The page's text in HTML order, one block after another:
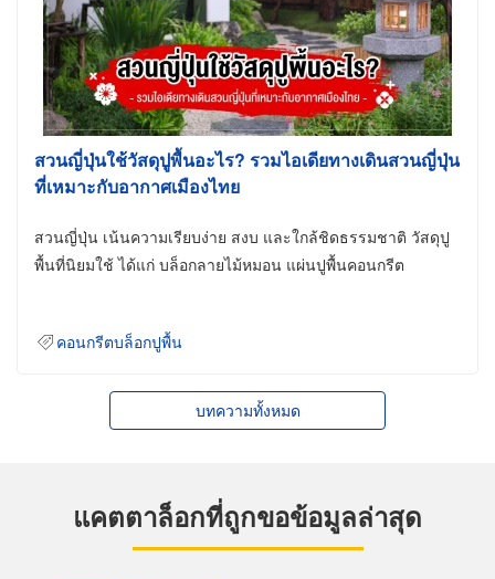
สวนญี่ปุ่นใช้วัสดุปูพื้นอะไร? รวมไอเดียทางเดินสวนญี่ปุ่น
ที่เหมาะกับอากาศเมืองไทย
สวนญี่ปุ่น เน้นความเรียบง่าย สงบ และใกล้ชิดธรรมชาติ วัสดุปู
พื้นที่นิยมใช้ ได้แก่ บล็อกลายไม้หมอน แผ่นปูพื้นคอนกรีต
คอนกรีตบล็อกปูพื้น
บทความทั้งหมด
แคตตาล็อกที่ถูกขอข้อมูลล่าสุด